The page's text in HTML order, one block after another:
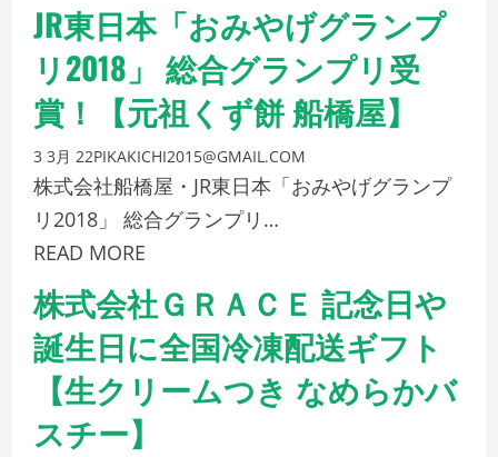
JR東日本「おみやげグランプ
リ2018」 総合グランプリ受
賞！【元祖くず餅 船橋屋】
3 3月 22PIKAKICHI2015@GMAIL.COM
株式会社船橋屋・JR東日本「おみやげグランプ
リ2018」 総合グランプリ…
READ MORE
株式会社ＧＲＡＣＥ 記念日や
誕生日に全国冷凍配送ギフト
【生クリームつき なめらかバ
スチー】